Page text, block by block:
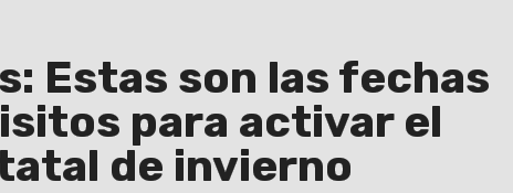
Estas son las fechas
para activar el
de invierno